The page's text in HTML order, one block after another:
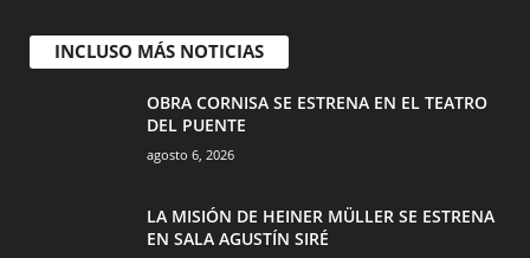
INCLUSO MÁS NOTICIAS
OBRA CORNISA SE ESTRENA EN EL TEATRO
DEL PUENTE
agosto 6, 2026
LA MISIÓN DE HEINER MÜLLER SE ESTRENA
EN SALA AGUSTÍN SIRÉ